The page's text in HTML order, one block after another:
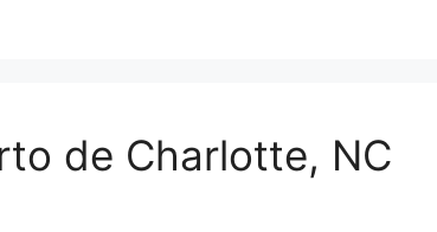
de Charlotte, NC